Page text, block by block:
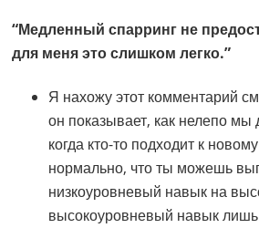
“Медленный спарринг не
для меня это слишком легко.”
Я нахожу этот комментарий
он показывает, как нелепо
когда кто-то подходит к
нормально, что ты можешь
низкоуровневый навык на
высокоуровневый навык лишь